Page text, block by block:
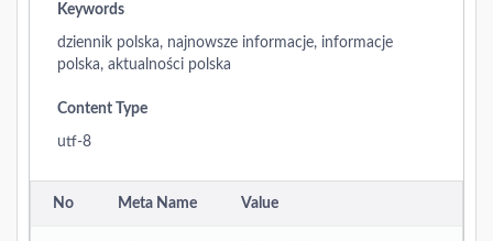
Keywords
dziennik polska, najnowsze informacje, informacje
polska, aktualności polska
Content Type
utf-8
No Meta Name Value